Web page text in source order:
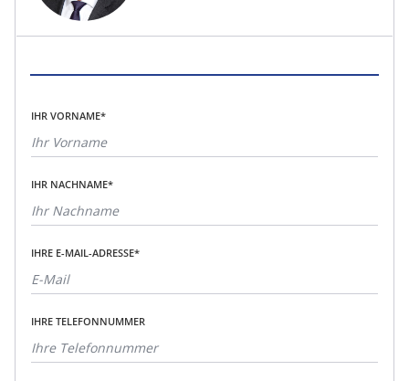
IHR VORNAME*
IHR NACHNAME*
IHRE E-MAIL-ADRESSE*
IHRE TELEFONNUMMER